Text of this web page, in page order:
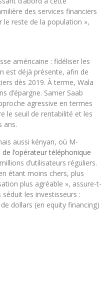
des services financiers
reste de la population »,
américaine : fidéliser les
est déjà présente, afin de
dès 2019. À terme, Wala
d’épargne. Samer Saab
agressive en termes
le seuil de rentabilité et les
ans.
aussi kényan, où M-
l’opérateur téléphonique
d’utilisateurs réguliers.
étant moins chers, plus
plus agréable », assure-t-
séduit les investisseurs :
dollars (en equity financing)